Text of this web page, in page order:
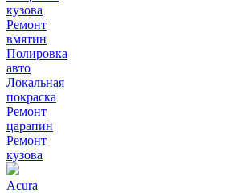
кузова
Ремонт
вмятин
Полировка
авто
Локальная
покраска
Ремонт
царапин
Ремонт
кузова
Acura